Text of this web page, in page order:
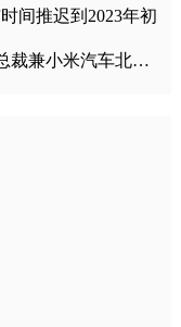
间推迟到2023年初
小米集团任命于立国担任小米汽车副总裁兼小米汽车北京总部政委